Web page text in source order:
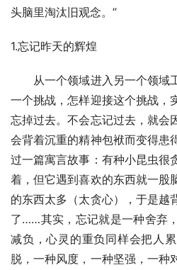
头脑里淘汰旧观念。”
1.忘记昨天的辉煌
从一个领域进入另一个领域
一个挑战，怎样迎接这个挑战，
忘掉过去。不会忘记过去，就会
会背着沉重的精神包袱而变得患
过一篇寓言故事：有种小昆虫很
着，但它遇到喜欢的东西就一股
的东西太多（太贪心），于是越
了……其实，忘记就是一种舍弃
减负，心灵的重负同样会把人
脱，一种风度，一种坚强，一种